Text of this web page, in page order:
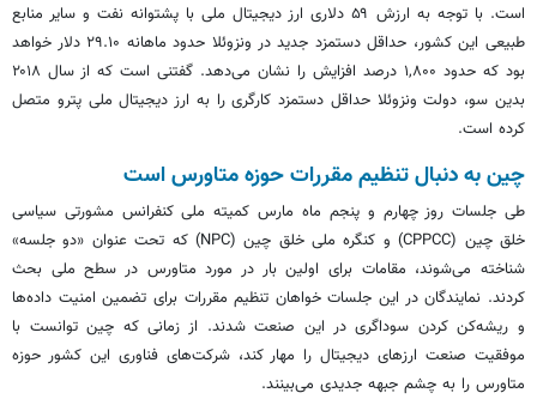
است. با توجه به ارزش ۵۹ دلاری ارز دیجیتال ملی با پشتوانه نفت و سایر منابع
طبیعی این کشور، حداقل دستمزد جدید در ونزوئلا حدود ماهانه ۲۹.۱۰ دلار خواهد
بود که حدود ۱,۸۰۰ درصد افزایش را نشان می‌دهد. گفتنی است که از سال ۲۰۱۸
بدین سو، دولت ونزوئلا حداقل دستمزد کارگری را به ارز دیجیتال ملی پترو متصل
کرده است.
چین به دنبال تنظیم مقررات حوزه متاورس است
طی جلسات روز چهارم و پنجم ماه مارس کمیته ملی کنفرانس مشورتی سیاسی
خلق چین (CPPCC) و کنگره ملی خلق چین (NPC) که تحت عنوان «دو جلسه»
شناخته می‌شوند، مقامات برای اولین بار در مورد متاورس در سطح ملی بحث
کردند. نمایندگان در این جلسات خواهان تنظیم مقررات برای تضمین امنیت داده‌ها
و ریشه‌کن کردن سوداگری در این صنعت شدند. از زمانی که چین توانست با
موفقیت صنعت ارزهای دیجیتال را مهار کند، شرکت‌های فناوری این کشور حوزه
متاورس را به چشم جبهه جدیدی می‌بینند.